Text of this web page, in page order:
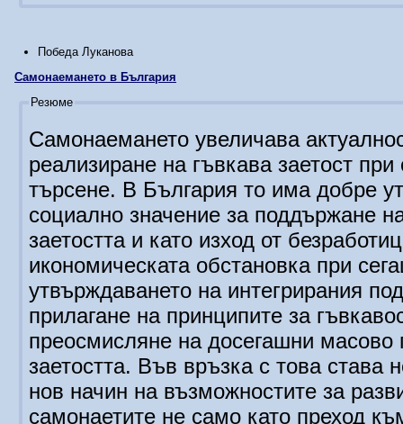
Победа Луканова
Самонаемането в България
Резюме
Самонаемането увеличава
реализиране на гъвкава заетост
търсене. В България то има добре
социално значение за поддържане
заетостта и като изход от
икономическата обстановка при
утвърждаването на интегрирания
прилагане на принципите за
преосмисляне на досегашни масово
заетостта. Във връзка с това става
нов начин на възможностите за
самонаетите не само като преход